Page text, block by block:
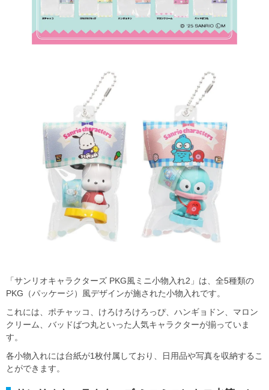
「サンリオキャラクターズ PKG風ミニ小物入れ2」は、全5種類の
PKG（パッケージ）風デザインが施された小物入れです。
これには、ポチャッコ、けろけろけろっぴ、ハンギョドン、マロン
クリーム、バッドばつ丸といった人気キャラクターが揃っていま
す。
各小物入れには台紙が1枚付属しており、日用品や写真を収納するこ
とができます。